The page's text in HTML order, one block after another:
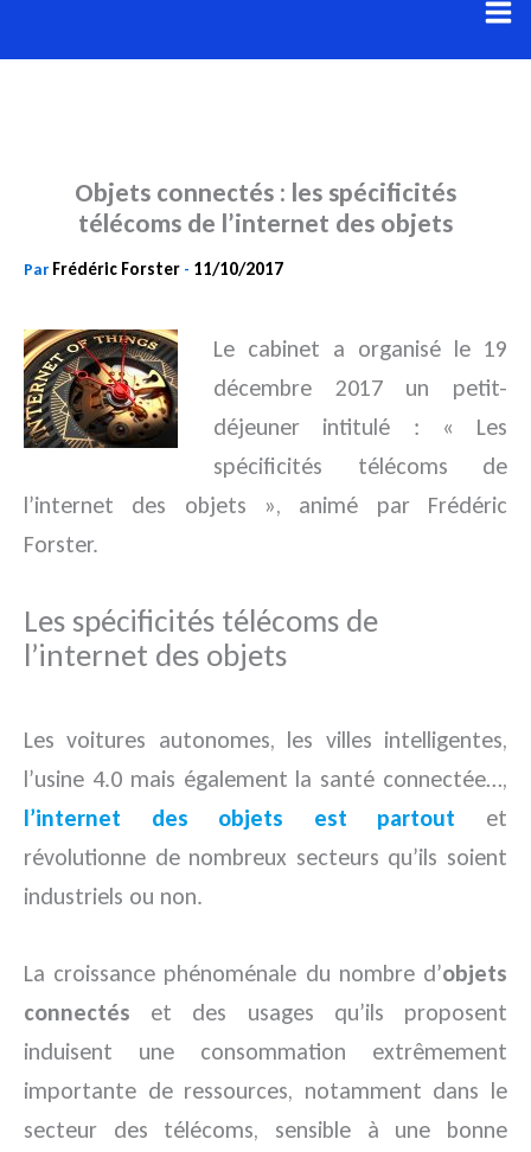
au
Objets connectés : les spécificités
télécoms de l’internet des objets
Par Frédéric Forster - 11/10/2017
Le cabinet a organisé le 19
décembre 2017 un petit-
déjeuner intitulé : « Les
spécificités télécoms de
l’internet des objets », animé par Frédéric
Forster.
Les spécificités télécoms de
l’internet des objets
Les voitures autonomes, les villes intelligentes,
l’usine 4.0 mais également la santé connectée…,
l’internet des objets est partout et
révolutionne de nombreux secteurs qu’ils soient
industriels ou non.
La croissance phénoménale du nombre d’objets
connectés et des usages qu’ils proposent
induisent une consommation extrêmement
importante de ressources, notamment dans le
secteur des télécoms, sensible à une bonne